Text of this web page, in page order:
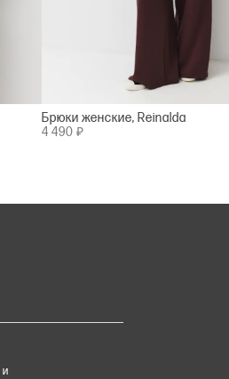
Брюки женские, Reinalda
4 490 ₽
и